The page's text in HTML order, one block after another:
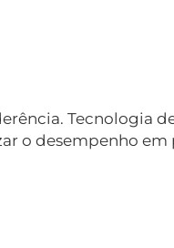
Tecnologia
o desempenho em